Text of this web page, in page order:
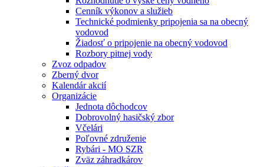
Cenník výkonov a služieb
Technické podmienky pripojenia sa na obecný
vodovod
Žiadosť o pripojenie na obecný vodovod
Rozbory pitnej vody
Zvoz odpadov
Zberný dvor
Kalendár akcií
Organizácie
Jednota dôchodcov
Dobrovolný hasičský zbor
Včelári
Poľovné združenie
Rybári - MO SZR
Zväz záhradkárov